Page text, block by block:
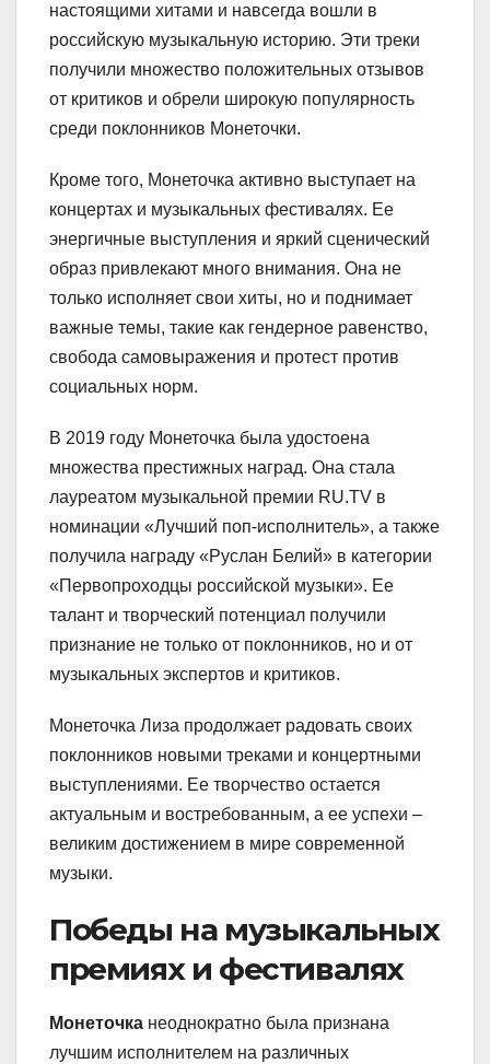
настоящими хитами и навсегда вошли в
российскую музыкальную историю. Эти треки
получили множество положительных отзывов
от критиков и обрели широкую популярность
среди поклонников Монеточки.
Кроме того, Монеточка активно выступает на
концертах и музыкальных фестивалях. Ее
энергичные выступления и яркий сценический
образ привлекают много внимания. Она не
только исполняет свои хиты, но и поднимает
важные темы, такие как гендерное равенство,
свобода самовыражения и протест против
социальных норм.
В 2019 году Монеточка была удостоена
множества престижных наград. Она стала
лауреатом музыкальной премии RU.TV в
номинации «Лучший поп-исполнитель», а также
получила награду «Руслан Белий» в категории
«Первопроходцы российской музыки». Ее
талант и творческий потенциал получили
признание не только от поклонников, но и от
музыкальных экспертов и критиков.
Монеточка Лиза продолжает радовать своих
поклонников новыми треками и концертными
выступлениями. Ее творчество остается
актуальным и востребованным, а ее успехи –
великим достижением в мире современной
музыки.
Победы на музыкальных
премиях и фестивалях
Монеточка неоднократно была признана
лучшим исполнителем на различных